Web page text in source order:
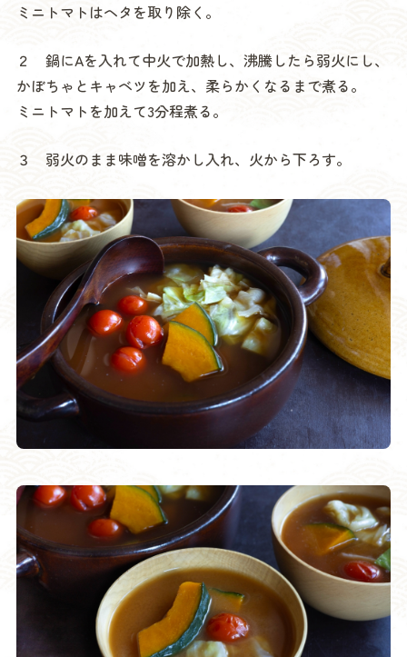
ミニトマトはヘタを取り除く。
２ 鍋にAを入れて中火で加熱し、沸騰したら弱火にし、
かぼちゃとキャベツを加え、柔らかくなるまで煮る。
ミニトマトを加えて3分程煮る。
３ 弱火のまま味噌を溶かし入れ、火から下ろす。